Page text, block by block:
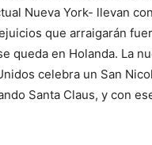
Nueva York- llevan
que arraigarán
queda en Holanda. La
celebra un San
Santa Claus, y con